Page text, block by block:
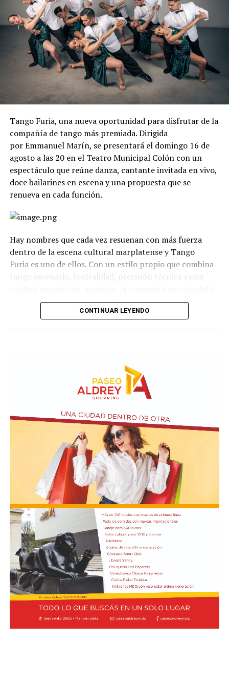
Tango Furia, una nueva oportunidad para disfrutar de la
compañía de tango más premiada. Dirigida
por Emmanuel Marín, se presentará el domingo 16 de
agosto a las 20 en el Teatro Municipal Colón con un
espectáculo que reúne danza, cantante invitada en vivo,
doce bailarines en escena y una propuesta que se
renueva en cada función.
Hay nombres que cada vez resuenan con más fuerza
dentro de la escena cultural marplatense y Tango
Furia es uno de ellos. Con un estilo propio que combina
tango escenario, teatralidad, precisión técnica y una
como uno de los grandes referentes del género en el
el espectáculo transita distintas emociones: el amor, la
pasión, los encuentros, las despedidas y toda la
intensidad que caracteriza al 2x4.
Incluye más de diez cambios de vestuario, un cuidado
diseño lumínico y escenas donde las diagonales, las
acrobacias, los firuletes y las coreografías
perfectamente sincronizadas convierten cada cuadro en
una demostración de virtuosismo, sensibilidad y trabajo
colectivo.
"Queremos que quienes todavía no conocen Tango
Furia descubran por qué el tango puede emocionar a
todas las generaciones. Y que quienes ya vivieron una de
nuestras funciones tengan ganas de volver, porque cada
presentación renueva la experiencia. Detrás de cada
función hay meses de ensayo y un enorme trabajo en
equipo para emocionar y sorprender al
público", expresa Emmanuel Marín.
CONTINUAR LEYENDO